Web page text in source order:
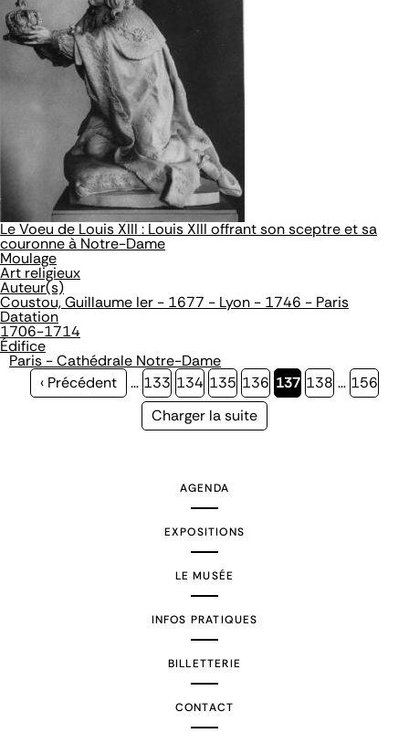
Le Voeu de Louis XIII : Louis XIII offrant son sceptre et sa
couronne à Notre-Dame
Moulage
Art religieux
Auteur(s)
Coustou, Guillaume Ier - 1677 - Lyon - 1746 - Paris
Datation
1706-1714
Édifice
Paris - Cathédrale Notre-Dame
Page
‹ Précédent … Page
133 Page
134 Page
135 Page
136 Page
137 Page
138 … Page
156
Page
Charger la suite
AGENDA
EXPOSITIONS
LE MUSÉE
INFOS PRATIQUES
BILLETTERIE
CONTACT